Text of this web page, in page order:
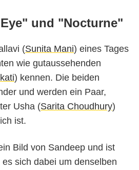
und "Nocturne"
(Sunita Mani) eines Tages
wie gutaussehenden
) kennen. Die beiden
und werden ein Paar,
Usha (Sarita Choudhury)
ist.
Bild von Sandeep und ist
sich dabei um denselben